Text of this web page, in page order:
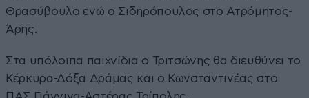
Θρασύβουλο ενώ ο Σιδηρόπουλος στο Ατρόμητος-
Άρης.
Στα υπόλοιπα παιχνίδια ο Τριτσώνης θα διευθύνει το
Κέρκυρα-Δόξα Δράμας και ο Κωνσταντινέας στο